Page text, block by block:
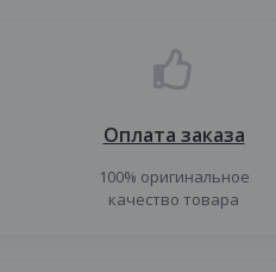
Оплата заказа
100% оригинальное
качество товара